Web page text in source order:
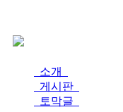
소개
게시판
토막글